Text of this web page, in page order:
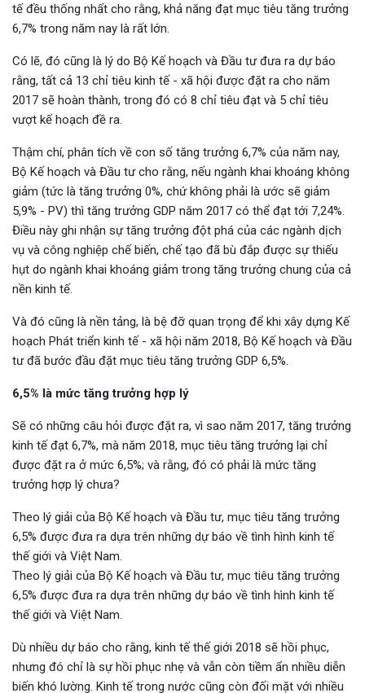
tế đều thống nhất cho rằng, khả năng đạt mục tiêu tăng trưởng
6,7% trong năm nay là rất lớn.
Có lẽ, đó cũng là lý do Bộ Kế hoạch và Đầu tư đưa ra dự báo
rằng, tất cả 13 chỉ tiêu kinh tế - xã hội được đặt ra cho năm
2017 sẽ hoàn thành, trong đó có 8 chỉ tiêu đạt và 5 chỉ tiêu
vượt kế hoạch đề ra.
Thậm chí, phân tích về con số tăng trưởng 6,7% của năm nay,
Bộ Kế hoạch và Đầu tư cho rằng, nếu ngành khai khoáng không
giảm (tức là tăng trưởng 0%, chứ không phải là ước sẽ giảm
5,9% - PV) thì tăng trưởng GDP năm 2017 có thể đạt tới 7,24%.
Điều này ghi nhận sự tăng trưởng đột phá của các ngành dịch
vụ và công nghiệp chế biến, chế tạo đã bù đắp được sự thiếu
hụt do ngành khai khoáng giảm trong tăng trưởng chung của cả
nền kinh tế.
Và đó cũng là nền tảng, là bệ đỡ quan trọng để khi xây dựng Kế
hoạch Phát triển kinh tế - xã hội năm 2018, Bộ Kế hoạch và Đầu
tư đã bước đầu đặt mục tiêu tăng trưởng GDP 6,5%.
6,5% là mức tăng trưởng hợp lý
Sẽ có những câu hỏi được đặt ra, vì sao năm 2017, tăng trưởng
kinh tế đạt 6,7%, mà năm 2018, mục tiêu tăng trưởng lại chỉ
được đặt ra ở mức 6,5%; và rằng, đó có phải là mức tăng
trưởng hợp lý chưa?
Theo lý giải của Bộ Kế hoạch và Đầu tư, mục tiêu tăng trưởng
6,5% được đưa ra dựa trên những dự báo về tình hình kinh tế
thế giới và Việt Nam.
Theo lý giải của Bộ Kế hoạch và Đầu tư, mục tiêu tăng trưởng
6,5% được đưa ra dựa trên những dự báo về tình hình kinh tế
thế giới và Việt Nam.
Dù nhiều dự báo cho rằng, kinh tế thế giới 2018 sẽ hồi phục,
nhưng đó chỉ là sự hồi phục nhẹ và vẫn còn tiềm ẩn nhiều diễn
biến khó lường. Kinh tế trong nước cũng còn đối mặt với nhiều